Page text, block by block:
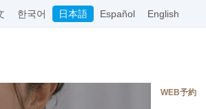
한국어 日本語 Español English
WEB予約